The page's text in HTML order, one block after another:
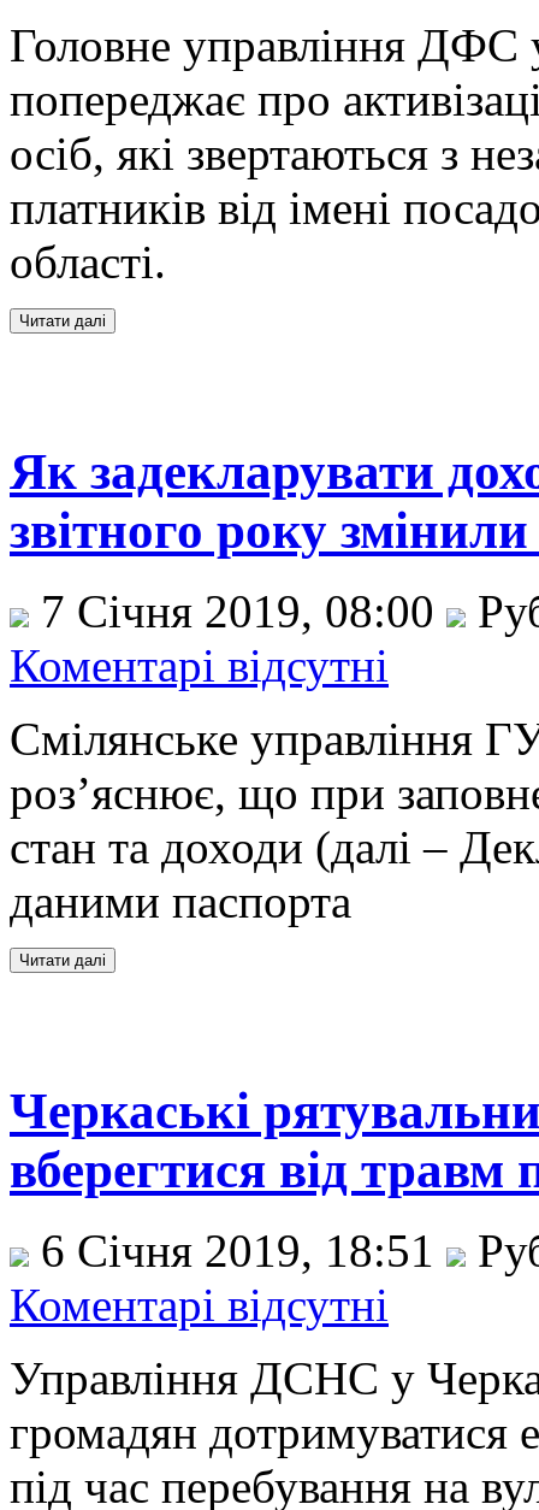
Головне управління ДФС
попереджає про
осіб, які звертаються з
платників від імені
області.
Як задекларувати
звітного року
7 Січня 2019, 08:00
Коментарі відсутні
Смілянське управління
роз’яснює, що при
стан та доходи (далі –
даними паспорта
Черкаські
вберегтися від травм
6 Січня 2019, 18:51
Коментарі відсутні
Управління ДСНС у
громадян дотримуватися
під час перебування на